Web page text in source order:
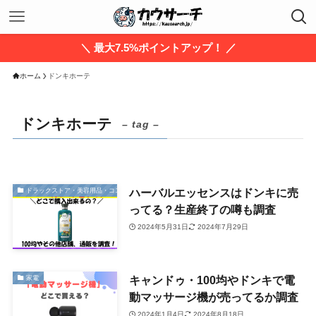
＼ 最大7.5%ポイントアップ！ ／
ホーム ドンキホーテ
ドンキホーテ – tag –
ドラックストア・美容用品・コスメ
ハーバルエッセンスはドンキに売
ってる？生産終了の噂も調査
2024年5月31日 2024年7月29日
家電
キャンドゥ・100均やドンキで電
動マッサージ機が売ってるか調査
2024年1月4日 2024年8月18日